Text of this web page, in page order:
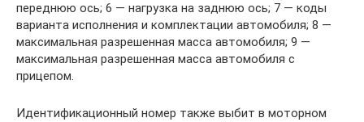
переднюю ось; 6 — нагрузка на зад­нюю ось; 7 — коды
варианта исполне­ния и комплектации автомобиля; 8 —
максимальная разрешенная масса авто­мобиля; 9 —
максимальная разрешен­ная масса автомобиля с
прицепом.
Идентификационный номер также выбит в моторном